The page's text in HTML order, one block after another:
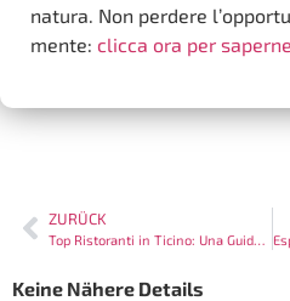
natura. Non perdere
mente: clicca ora per
ZURÜCK
Top Ristoranti in Ticino: Una Guida ai Luoghi Imperdibili
Keine Nähere Details